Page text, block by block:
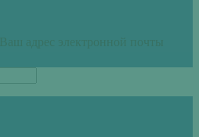
Ваш адрес электронной почты